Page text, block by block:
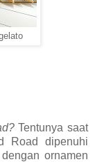
Tentunya saat
Road dipenuhi
ornamen